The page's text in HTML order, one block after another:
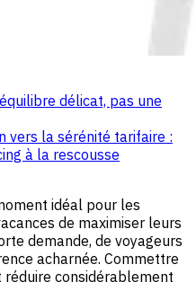
délicat, pas une
vers la sérénité tarifaire :
à la rescousse
idéal pour les
de maximiser leurs
demande, de voyageurs
acharnée. Commettre
considérablement